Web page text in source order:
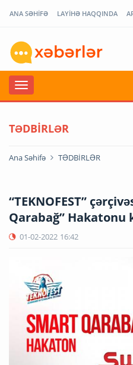
ANA SƏHİFƏ LAYİHƏ HAQQINDA
TƏDBİRLƏR
Ana Səhifə TƏDBİRLƏR
“TEKNOFEST”
Qarabağ” Hakatonu
01-02-2022 16:42